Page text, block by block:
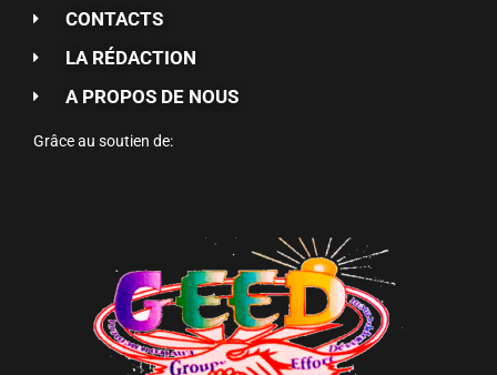
CONTACTS
LA RÉDACTION
A PROPOS DE NOUS
Grâce au soutien de: